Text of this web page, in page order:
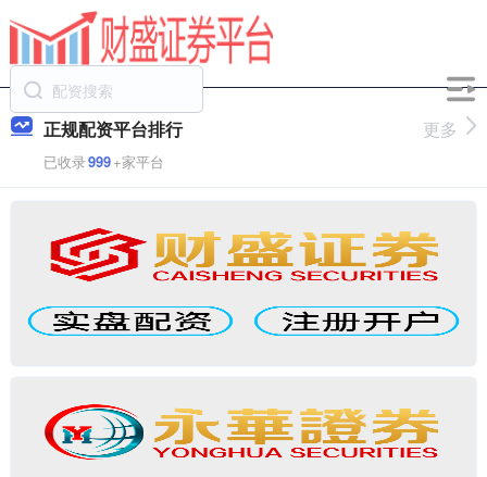
正规配资平台排行
已收录999+家平台
更多